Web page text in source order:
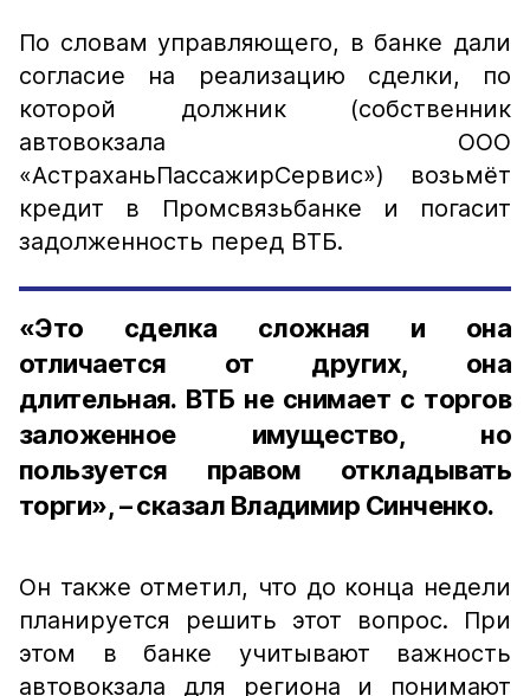
По словам управляющего, в банке дали
согласие на реализацию сделки, по
которой должник (собственник
автовокзала ООО
«АстраханьПассажирСервис») возьмёт
кредит в Промсвязьбанке и погасит
задолженность перед ВТБ.
«Это сделка сложная и она
отличается от других, она
длительная. ВТБ не снимает с торгов
заложенное имущество, но
пользуется правом откладывать
торги», – сказал Владимир Синченко.
Он также отметил, что до конца недели
планируется решить этот вопрос. При
этом в банке учитывают важность
автовокзала для региона и понимают